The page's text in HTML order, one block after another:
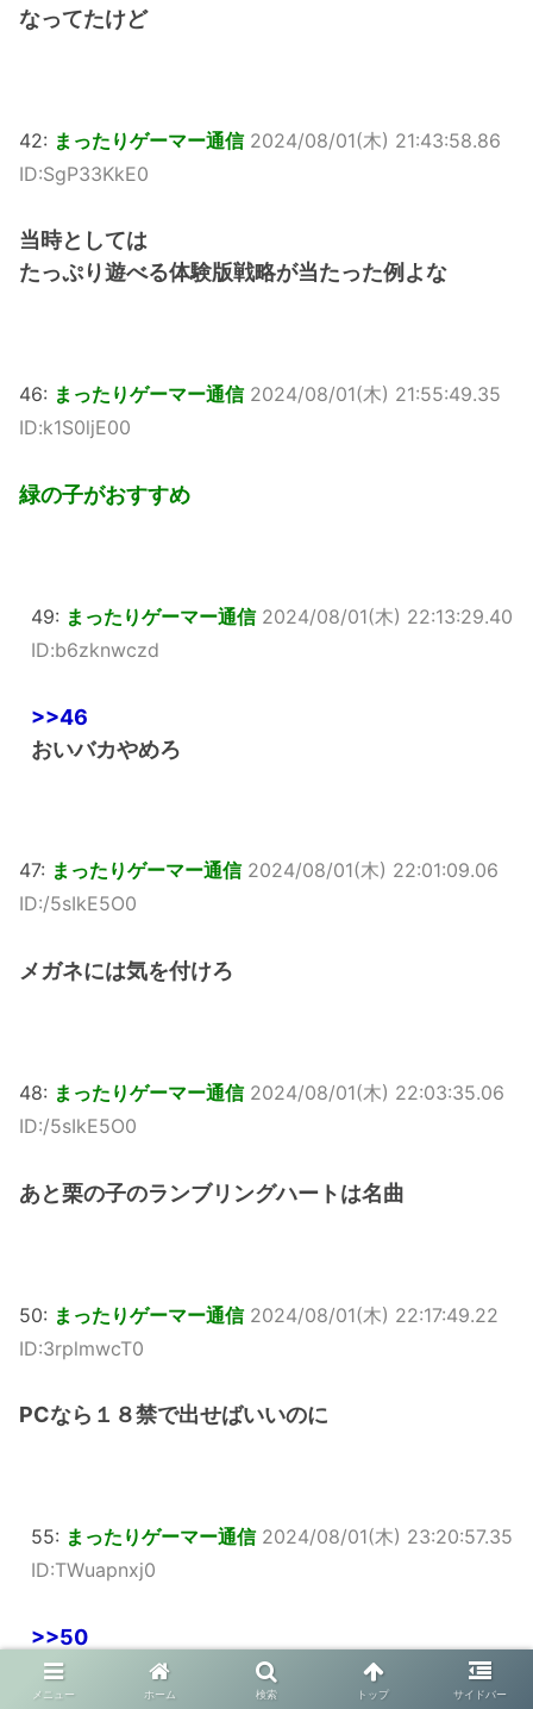
なってたけど
42: まったりゲーマー通信 2024/08/01(木) 21:43:58.86
ID:SgP33KkE0
当時としては
たっぷり遊べる体験版戦略が当たった例よな
46: まったりゲーマー通信 2024/08/01(木) 21:55:49.35
ID:k1S0ljE00
緑の子がおすすめ
49: まったりゲーマー通信 2024/08/01(木) 22:13:29.40
ID:b6zknwczd
>>46
おいバカやめろ
47: まったりゲーマー通信 2024/08/01(木) 22:01:09.06
ID:/5sIkE5O0
メガネには気を付けろ
48: まったりゲーマー通信 2024/08/01(木) 22:03:35.06
ID:/5sIkE5O0
あと栗の子のランブリングハートは名曲
50: まったりゲーマー通信 2024/08/01(木) 22:17:49.22
ID:3rplmwcT0
PCなら１８禁で出せばいいのに
55: まったりゲーマー通信 2024/08/01(木) 23:20:57.35
ID:TWuapnxj0
>>50
発表当時クラファンだと18禁出せないか難しいと
かで後から出すんじゃないかと言われてた
メニュー ホーム 検索 トップ サイドバー